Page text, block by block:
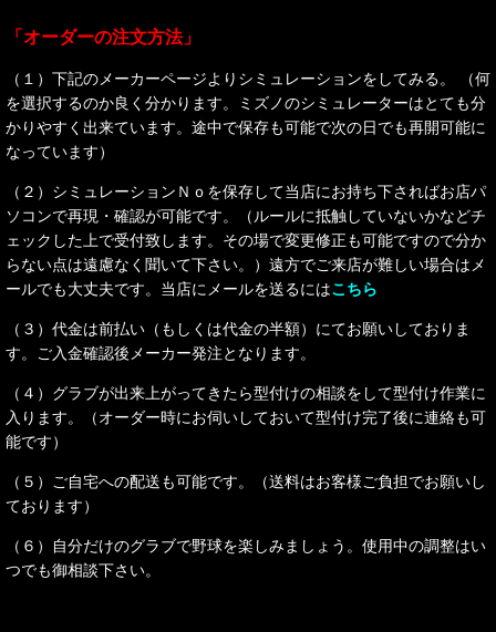
「オーダーの注文方法」
（１）下記のメーカーページよりシミュレーションをしてみる。 （何
を選択するのか良く分かります。ミズノのシミュレーターはとても分
かりやすく出来ています。途中で保存も可能で次の日でも再開可能に
なっています）
（２）シミュレーションＮｏを保存して当店にお持ち下さればお店パ
ソコンで再現・確認が可能です。（ルールに抵触していないかなどチ
ェックした上で受付致します。その場で変更修正も可能ですので分か
らない点は遠慮なく聞いて下さい。）遠方でご来店が難しい場合はメ
ールでも大丈夫です。当店にメールを送るにはこちら
（３）代金は前払い（もしくは代金の半額）にてお願いしておりま
す。ご入金確認後メーカー発注となります。
（４）グラブが出来上がってきたら型付けの相談をして型付け作業に
入ります。（オーダー時にお伺いしておいて型付け完了後に連絡も可
能です）
（５）ご自宅への配送も可能です。（送料はお客様ご負担でお願いし
ております）
（６）自分だけのグラブで野球を楽しみましょう。使用中の調整はい
つでも御相談下さい。